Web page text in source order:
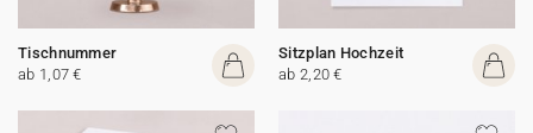
Tischnummer
ab 1,07 €
Sitzplan Hochzeit
ab 2,20 €